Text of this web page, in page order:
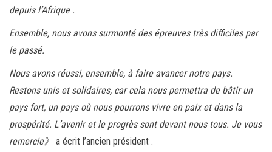
depuis l’Afrique .
Ensemble, nous avons surmonté des épreuves très difficiles par
le passé.
Nous avons réussi, ensemble, à faire avancer notre pays.
Restons unis et solidaires, car cela nous permettra de bâtir un
pays fort, un pays où nous pourrons vivre en paix et dans la
prospérité. L’avenir et le progrès sont devant nous tous. Je vous
remercie》 a écrit l’ancien président .